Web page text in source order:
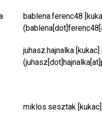
bablena.ferenc48
juhasz.hajnalka [kukac]
miklos.sesztak